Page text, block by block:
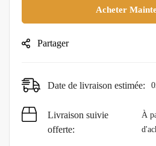
Acheter
Partager
Date de livraison estimée:
Livraison suivie
offerte:
À